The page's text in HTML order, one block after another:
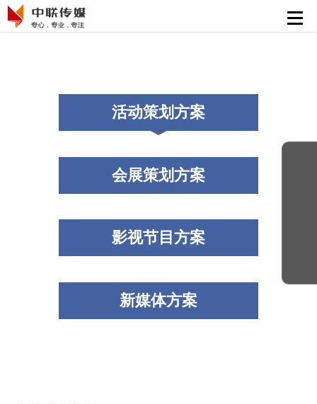
会展策划执行
影视节目制作
新媒体运营
活动策划方案
会展策划方案
影视节目方案
新媒体方案